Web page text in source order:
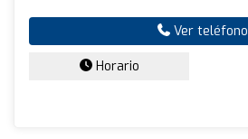
Ver teléfono
Horario